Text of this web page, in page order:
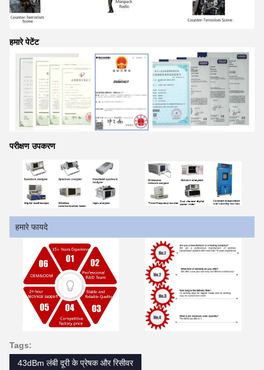
हमारे पेटेंट
परीक्षण उपकरण
हमारे फायदे
Tags:
43dBm लंबी दूरी के प्रेषक और रिसीवर